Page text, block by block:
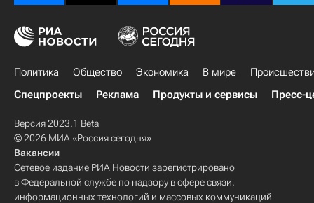
Политика Общество Экономика В мире
Спецпроекты
Реклама Продукты и сервисы Пресс-
Версия 2023.1 Beta
© 2026 МИА «Россия сегодня»
Вакансии
Сетевое издание РИА Новости зарегистрировано
в Федеральной службе по надзору в сфере связи,
информационных технологий и массовых коммуникаций